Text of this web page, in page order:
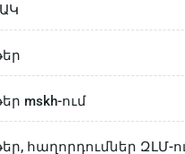
mskh-ում
հաղորդումներ ԶԼՄ-